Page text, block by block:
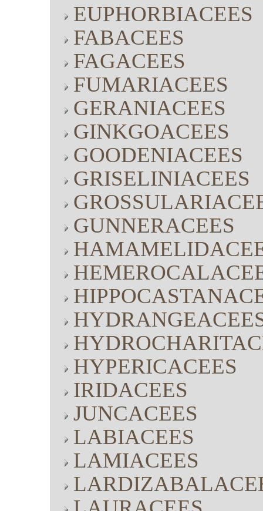
EUPHORBIACEES
FABACEES
FAGACEES
FUMARIACEES
GERANIACEES
GINKGOACEES
GOODENIACEES
GRISELINIACEES
GUNNERACEES
HYPERICACEES
IRIDACEES
JUNCACEES
LABIACEES
LAMIACEES